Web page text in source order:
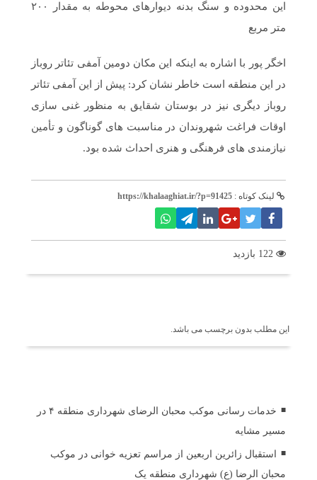
این محدوده و سنگ بدنه دیوارهای محوطه به مقدار ۲۰۰
متر مربع
اخگر پور با اشاره به اینکه این مکان دومین آمفی تئاتر روباز
در این منطقه است خاطر نشان کرد: پیش از این آمفی تئاتر
روباز دیگری نیز در بوستان شقایق به منظور غنی سازی
اوقات فراغت شهروندان در مناسبت های گوناگون و تأمین
نیازمندی های فرهنگی و هنری احداث شده بود.
لینک کوتاه : https://khalaaghiat.ir/?p=91425
این مطلب بدون برچسب می باشد.
خدمات رسانی موکب محبان الرضای شهرداری منطقه ۴ در
مسیر مشایه
استقبال زائرین اربعین از مراسم تعزیه خوانی در موکب
محبان الرضا (ع) شهرداری منطقه یک